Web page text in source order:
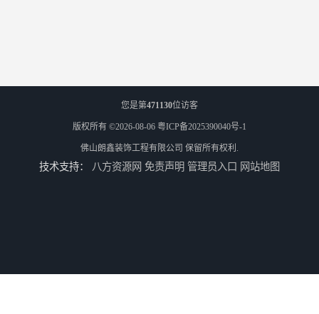
您是第471130位访客
版权所有 ©2026-08-06 粤ICP备2025390040号-1
佛山朗鑫装饰工程有限公司 保留所有权利.
技术支持： 八方资源网 免责声明 管理员入口 网站地图